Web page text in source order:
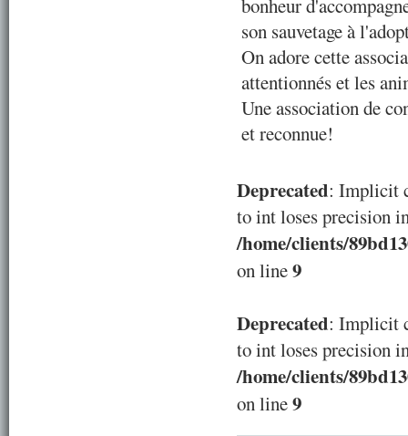
bonheur
son sauvetage à
On adore cette
attentionnés et les
Une association de
et reconnue!
Deprecated: Implicit
to int loses precision
/home/clients/
on line9
Deprecated: Implicit
to int loses precision
/home/clients/
on line9